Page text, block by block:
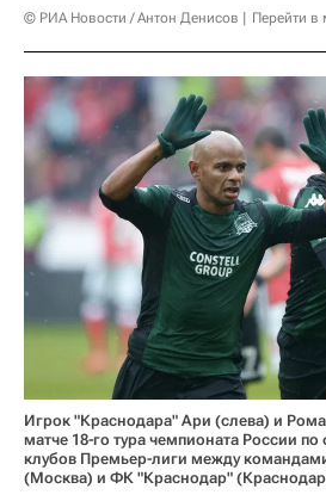
© РИА Новости / Антон Денисов Перейти в
Игрок "Краснодара" Ари (слева) и
матче 18-го тура чемпионата России по
клубов Премьер-лиги между
(Москва) и ФК "Краснодар"